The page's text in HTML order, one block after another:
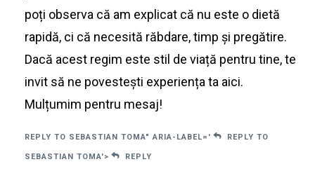
poți observa că am explicat că nu este o dietă
rapidă, ci că necesită răbdare, timp și pregătire.
Dacă acest regim este stil de viață pentru tine, te
invit să ne povestești experiența ta aici.
Mulțumim pentru mesaj!
REPLY TO SEBASTIAN TOMA" ARIA-LABEL=' REPLY TO
SEBASTIAN TOMA'> REPLY